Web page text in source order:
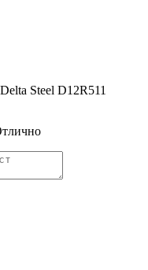
Steel D12R511